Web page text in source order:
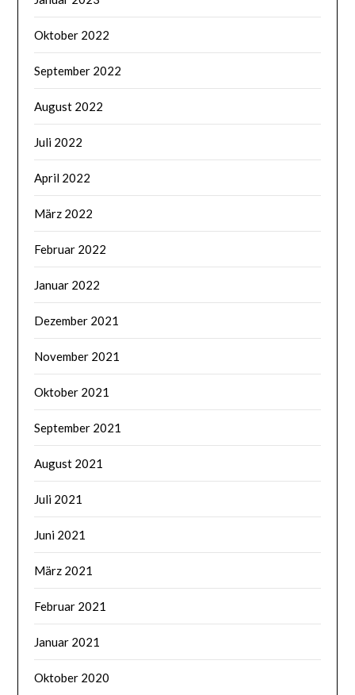
Oktober 2022
September 2022
August 2022
Juli 2022
April 2022
März 2022
Februar 2022
Januar 2022
Dezember 2021
November 2021
Oktober 2021
September 2021
August 2021
Juli 2021
Juni 2021
März 2021
Februar 2021
Januar 2021
Oktober 2020